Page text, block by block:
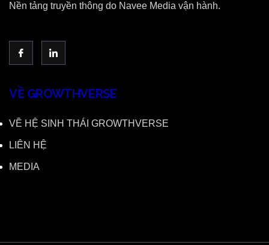
Nền tảng truyền thông do Navee Media vận hành.
VỀ GROWTHVERSE
VỀ HỆ SINH THÁI GROWTHVERSE
LIÊN HỆ
MEDIA